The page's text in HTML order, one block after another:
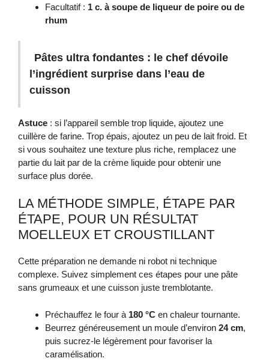
Facultatif : 1 c. à soupe de liqueur de poire ou de
rhum
Pâtes ultra fondantes : le chef dévoile
l’ingrédient surprise dans l’eau de
cuisson
Astuce : si l’appareil semble trop liquide, ajoutez une
cuillère de farine. Trop épais, ajoutez un peu de lait froid. Et
si vous souhaitez une texture plus riche, remplacez une
partie du lait par de la crème liquide pour obtenir une
surface plus dorée.
LA MÉTHODE SIMPLE, ÉTAPE PAR
ÉTAPE, POUR UN RÉSULTAT
MOELLEUX ET CROUSTILLANT
Cette préparation ne demande ni robot ni technique
complexe. Suivez simplement ces étapes pour une pâte
sans grumeaux et une cuisson juste tremblotante.
Préchauffez le four à 180 °C en chaleur tournante.
Beurrez généreusement un moule d’environ 24 cm,
puis sucrez-le légèrement pour favoriser la
caramélisation.